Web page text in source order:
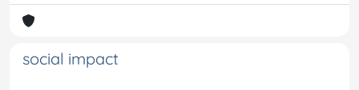
social impact